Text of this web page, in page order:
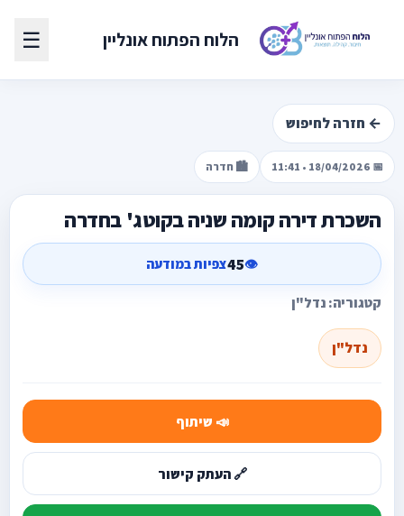
הלוח הפתוח אונליין ☰
← חזרה לחיפוש
📅 18/04/2026 • 11:41 🏙️ חדרה
השכרת דירה קומה שניה בקוטג' בחדרה
👁️
45צפיות במודעה
קטגוריה: נדל"ן
נדל"ן
📣 שיתוף
🔗 העתק קישור